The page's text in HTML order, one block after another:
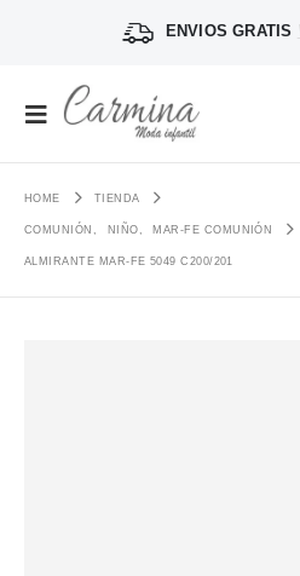
ENVIOS GRATIS
HOME TIENDA
COMUNIÓN , NIÑO, MAR-FE COMUNIÓN
ALMIRANTE MAR-FE 5049 C200/201